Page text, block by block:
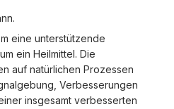
eine unterstützende
ein Heilmittel. Die
auf natürlichen Prozessen
Verbesserungen
insgesamt verbesserten